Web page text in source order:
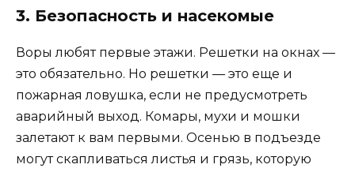
3. Безопасность и насекомые
Воры любят первые этажи. Решетки на окнах —
это обязательно. Но решетки — это еще и
пожарная ловушка, если не предусмотреть
аварийный выход. Комары, мухи и мошки
залетают к вам первыми. Осенью в подъезде
могут скапливаться листья и грязь, которую